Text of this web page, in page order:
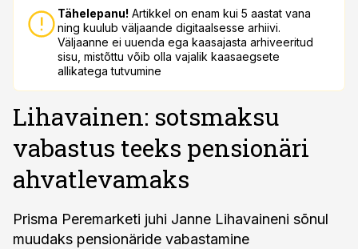
Tähelepanu! Artikkel on enam kui 5 aastat vana
ning kuulub väljaande digitaalsesse arhiivi.
Väljaanne ei uuenda ega kaasajasta arhiveeritud
sisu, mistõttu võib olla vajalik kaasaegsete
allikatega tutvumine
Lihavainen: sotsmaksu
vabastus teeks pensionäri
ahvatlevamaks
Prisma Peremarketi juhi Janne Lihavaineni sõnul
muudaks pensionäride vabastamine